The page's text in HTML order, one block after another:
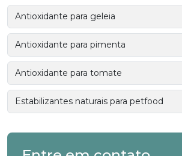
Antioxidante para geleia
Antioxidante para pimenta
Antioxidante para tomate
Estabilizantes naturais para petfood